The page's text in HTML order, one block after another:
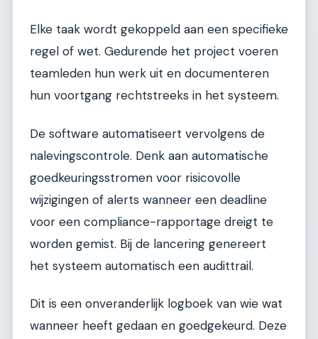
Elke taak wordt gekoppeld aan een specifieke
regel of wet. Gedurende het project voeren
teamleden hun werk uit en documenteren
hun voortgang rechtstreeks in het systeem.
De software automatiseert vervolgens de
nalevingscontrole. Denk aan automatische
goedkeuringsstromen voor risicovolle
wijzigingen of alerts wanneer een deadline
voor een compliance-rapportage dreigt te
worden gemist. Bij de lancering genereert
het systeem automatisch een audittrail.
Dit is een onveranderlijk logboek van wie wat
wanneer heeft gedaan en goedgekeurd. Deze